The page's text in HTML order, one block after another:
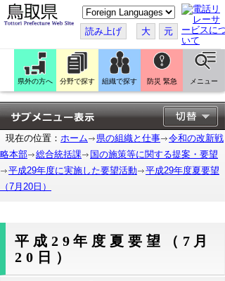
こ
の
ペ
ー
ジ
翻
訳
す
る
読み上げ 大 元
県外の方へ 分野で探す 組織で探す 防災 緊急 メニュー
現在の位置： ホーム 県の組織と仕事
令和の改新戦
略本部
総合統括課
国の施策等に関する提案・要望
平成29年度に実施した要望活動
平成29年度夏要望
（7月20日）
平成29年度夏要望（7月
20日）